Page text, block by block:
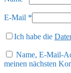
E-Mail *
Ich habe die
Name, E-Mail-
meinen nächsten